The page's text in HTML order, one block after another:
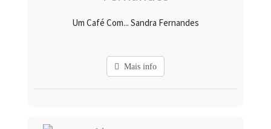
Um Café Com... Sandra Fernandes
Mais info